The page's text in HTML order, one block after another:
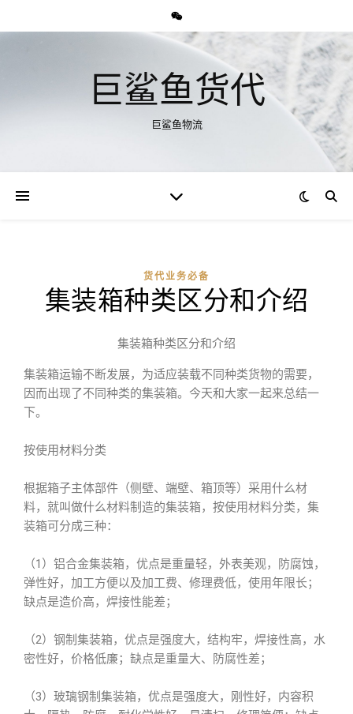
巨鲨鱼货代
巨鲨鱼物流
货代业务必备
集装箱种类区分和介绍
集装箱种类区分和介绍
集装箱运输不断发展，为适应装载不同种类货物的需要，
因而出现了不同种类的集装箱。今天和大家一起来总结一
下。
按使用材料分类
根据箱子主体部件（侧壁、端壁、箱顶等）采用什么材
料，就叫做什么材料制造的集装箱，按使用材料分类，集
装箱可分成三种：
（1）铝合金集装箱，优点是重量轻，外表美观，防腐蚀，
弹性好，加工方便以及加工费、修理费低，使用年限长；
缺点是造价高，焊接性能差；
（2）钢制集装箱，优点是强度大，结构牢，焊接性高，水
密性好，价格低廉；缺点是重量大、防腐性差；
（3）玻璃钢制集装箱，优点是强度大，刚性好，内容积